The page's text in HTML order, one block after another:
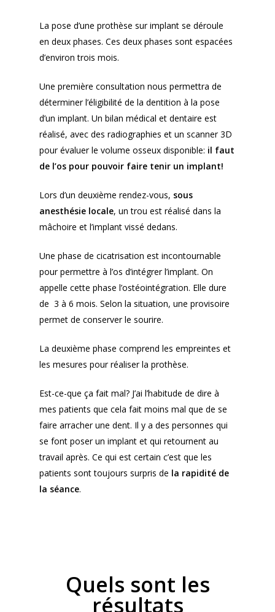
La pose d’une prothèse sur implant se déroule
en deux phases. Ces deux phases sont espacées
d’environ trois mois.
Une première consultation nous permettra de
déterminer l’éligibilité de la dentition à la pose
d’un implant. Un bilan médical et dentaire est
réalisé, avec des radiographies et un scanner 3D
pour évaluer le volume osseux disponible: il faut
de l’os pour pouvoir faire tenir un implant!
Lors d’un deuxième rendez-vous, sous
anesthésie locale, un trou est réalisé dans la
mâchoire et l’implant vissé dedans.
Une phase de cicatrisation est incontournable
pour permettre à l’os d’intégrer l’implant. On
appelle cette phase l’ostéointégration. Elle dure
de 3 à 6 mois. Selon la situation, une provisoire
permet de conserver le sourire.
La deuxième phase comprend les empreintes et
les mesures pour réaliser la prothèse.
Est-ce-que ça fait mal? J’ai l’habitude de dire à
mes patients que cela fait moins mal que de se
faire arracher une dent. Il y a des personnes qui
se font poser un implant et qui retournent au
travail après. Ce qui est certain c’est que les
patients sont toujours surpris de la rapidité de
la séance.
Quels sont les
résultats